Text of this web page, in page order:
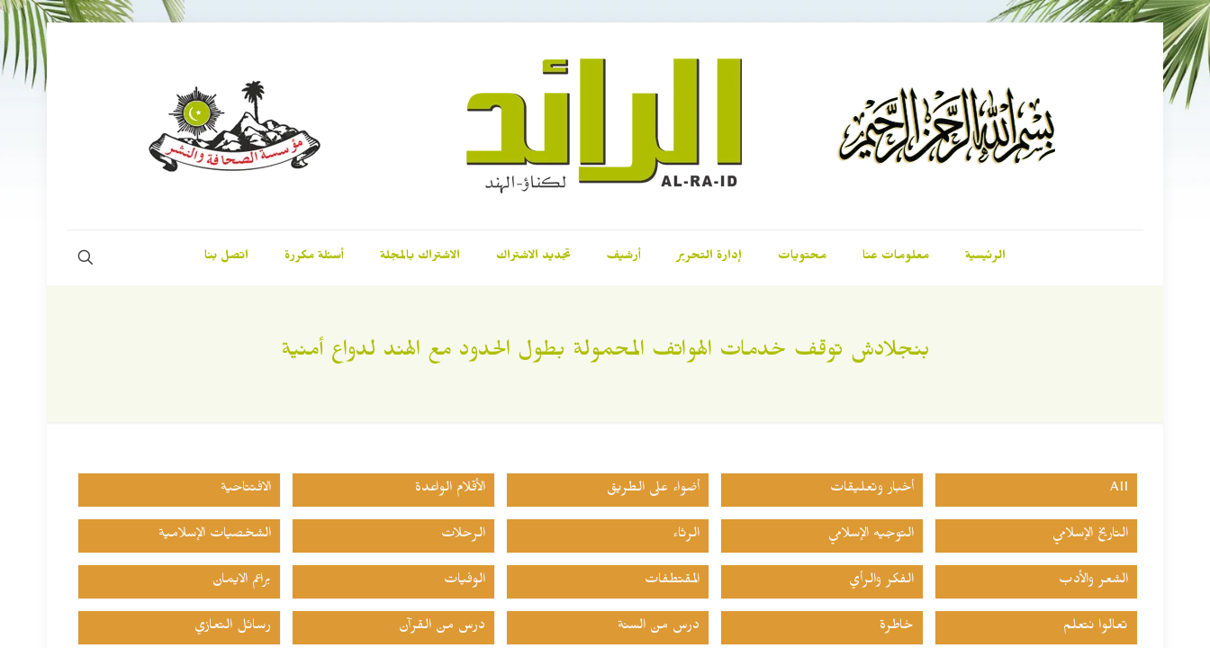
الرئيسية معلومات عنا محتويات إدارة التحرير أرشيف تجديد الاشتراك الاشتراك بالمجلة أسئلة مكررة اتصل بنا
بنجلادش توقف خدمات الهواتف المحمولة بطول الحدود مع الهند لدواع أمنية
All أخبار وتعليقات أضواء على الطريق الأقلام الواعدة الافتتاحية
التاريخ الإسلامي التوجيه الإسلامي الرثاء الرحلات الشخصيات الإسلامية
الشعر والأدب الفكر والرأي المقتطفات الوفيات براعم الايمان
تعالوا نتعلم خاطرة درس من السنة درس من القرآن رسائل التعازي